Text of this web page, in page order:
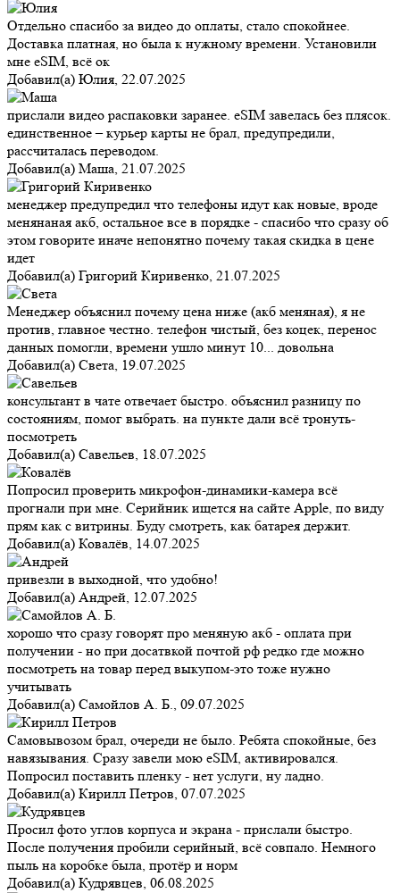
Отдельно спасибо за видео до оплаты, стало спокойнее.
Доставка платная, но была к нужному времени. Установили
мне eSIM, всё ок
Добавил(а) Юлия, 22.07.2025
прислали видео распаковки заранее. eSIM завелась без плясок.
единственное – курьер карты не брал, предупредили,
рассчиталась переводом.
Добавил(а) Маша, 21.07.2025
менеджер предупредил что телефоны идут как новые, вроде
менянаная акб, остальное все в порядке - спасибо что сразу об
этом говорите иначе непонятно почему такая скидка в цене
идет
Добавил(а) Григорий Киривенко, 21.07.2025
Менеджер объяснил почему цена ниже (акб меняная), я не
против, главное честно. телефон чистый, без коцек, перенос
данных помогли, времени ушло минут 10... довольна
Добавил(а) Света, 19.07.2025
консультант в чате отвечает быстро. объяснил разницу по
состояниям, помог выбрать. на пункте дали всё тронуть-
посмотреть
Добавил(а) Савельев, 18.07.2025
Попросил проверить микрофон-динамики-камера всё
прогнали при мне. Серийник ищется на сайте Apple, по виду
прям как с витрины. Буду смотреть, как батарея держит.
Добавил(а) Ковалёв, 14.07.2025
привезли в выходной, что удобно!
Добавил(а) Андрей, 12.07.2025
хорошо что сразу говорят про меняную акб - оплата при
получении - но при досатвкой почтой рф редко где можно
посмотреть на товар перед выкупом-это тоже нужно
учитывать
Добавил(а) Самойлов А. Б., 09.07.2025
Самовывозом брал, очереди не было. Ребята спокойные, без
навязывания. Сразу завели мою eSIM, активировался.
Попросил поставить пленку - нет услуги, ну ладно.
Добавил(а) Кирилл Петров, 07.07.2025
Просил фото углов корпуса и экрана - прислали быстро.
После получения пробили серийный, всё совпало. Немного
пыль на коробке была, протёр и норм
Добавил(а) Кудрявцев, 06.08.2025